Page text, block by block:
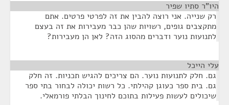
היו"ר סתיו שפיר
רק שנייה. אני רוצה להבין את זה לפרטי פרטים. אתם
מתקצבים גופים, רשויות שהן כבר מעבירות את זה בעצם
לתנועות נוער ודברים מהסוג הזה? לאן הן מעבירות?
עלי הייכל
גם. חלק לתנועות נוער. הם צריכים להגיש תכניות. זה חלק
גם. בית ספר כעוגן קהילתי. כל רשות יכולה לבחור בתי ספר
שיכולים לעשות פעילות בתוכם לחינוך הבלתי פורמאלי.